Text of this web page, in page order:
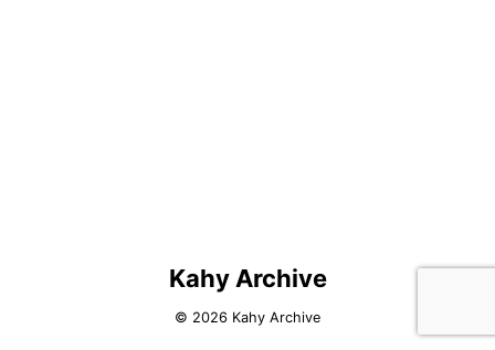
Kahy Archive
© 2026 Kahy Archive